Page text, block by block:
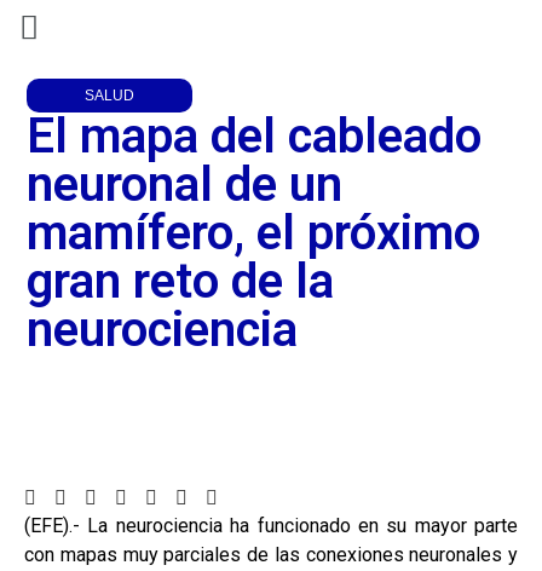
SALUD
El mapa del cableado
neuronal de un
mamífero, el próximo
gran reto de la
neurociencia
(EFE).- La neurociencia ha funcionado en su mayor parte
con mapas muy parciales de las conexiones neuronales y